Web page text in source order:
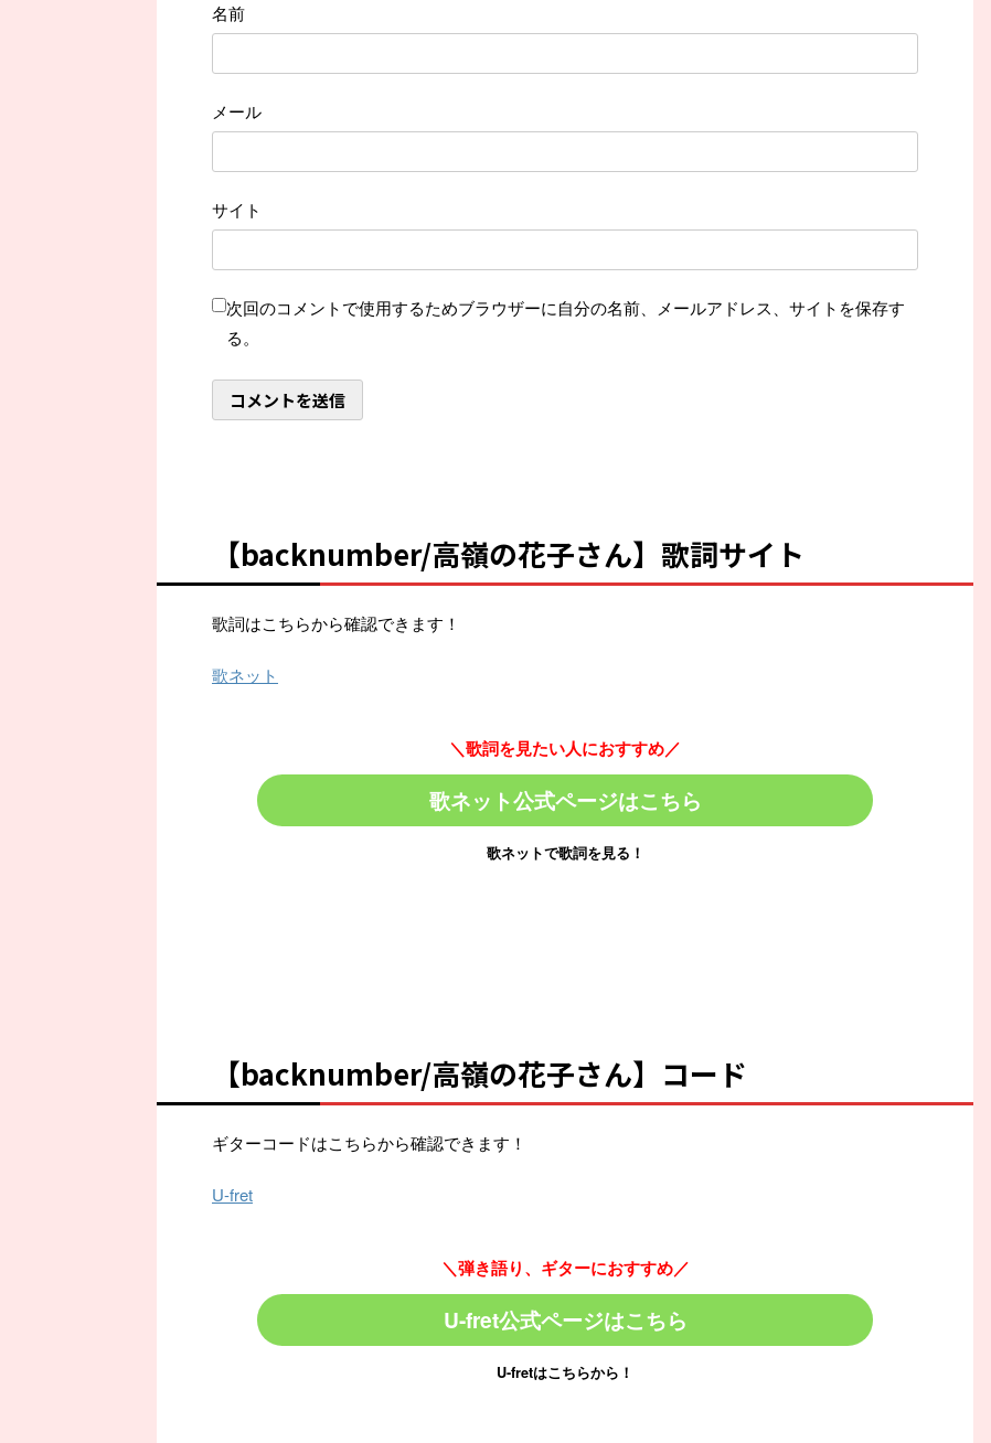
名前
メール
サイト
次回のコメントで使用するためブラウザーに自分の名前、メールアドレス、サイトを保存す
る。
【backnumber/高嶺の花子さん】歌詞サイト
歌詞はこちらから確認できます！
歌ネット
＼歌詞を見たい人におすすめ／
歌ネット公式ページはこちら
歌ネットで歌詞を見る！
【backnumber/高嶺の花子さん】コード
ギターコードはこちらから確認できます！
U-fret
＼弾き語り、ギターにおすすめ／
U-fret公式ページはこちら
U-fretはこちらから！